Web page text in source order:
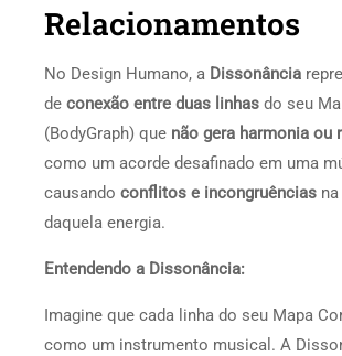
Relacionamentos
No Design Humano, a Dissonância
de conexão entre duas linhas do seu
(BodyGraph) que não gera harmonia ou
como um acorde desafinado em uma
causando conflitos e incongruências
daquela energia.
Entendendo a Dissonância:
Imagine que cada linha do seu Mapa
como um instrumento musical. A